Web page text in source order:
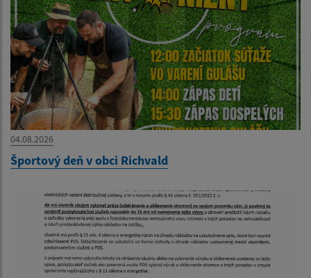
04.08.2026
Športový deň v obci Richvald